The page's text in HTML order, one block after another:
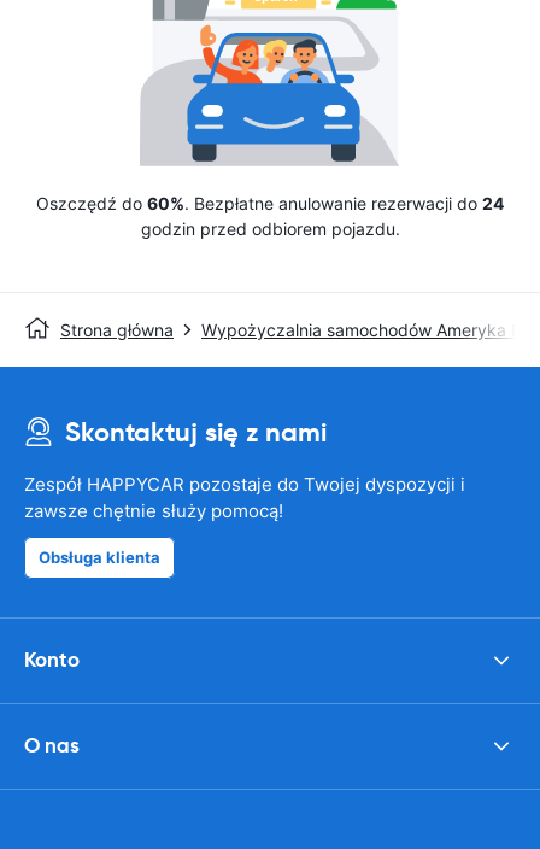
Oszczędź do 60%. Bezpłatne anulowanie rezerwacji do 24
godzin przed odbiorem pojazdu.
Strona główna Wypożyczalnia samochodów Ameryka
Skontaktuj się z nami
Zespół HAPPYCAR pozostaje do Twojej dyspozycji i
zawsze chętnie służy pomocą!
Obsługa klienta
Konto
O nas